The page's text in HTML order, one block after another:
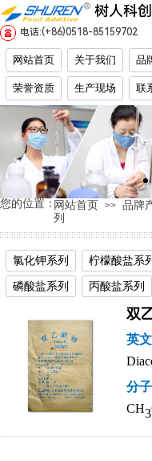
树人科创
网站首页 关于我们 品
荣誉资质 生产现场 联
电话:(+86)0518-85159702
网站首页 >> 品牌
列
您的位置：
氯化钾系列 柠檬酸盐系
磷酸盐系列
丙酸盐系列
双
英
分
CH3